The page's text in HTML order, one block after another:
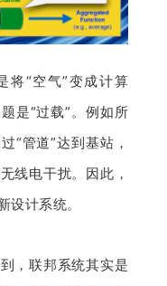
将“空气”变成计算
是“过载”。例如所
“管道”达到基站，
线电干扰。因此，
设计系统。
，联邦系统其实是